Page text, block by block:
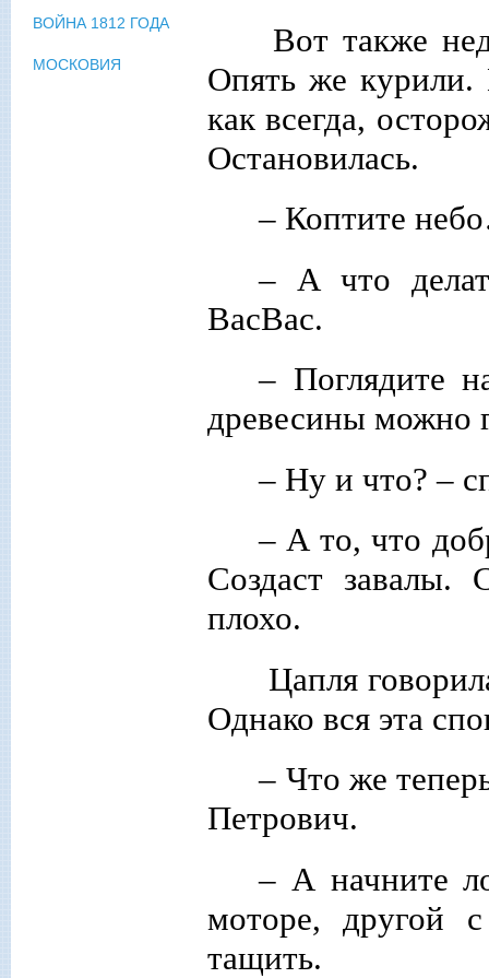
Вот также
Опять же
как всегда,
Остановилась.
– Коптите
– А что
ВасВас.
– Поглядите
древесины можно
– Ну и что? –
– А то, что
Создаст
плохо.
Цапля
Однако вся эта
– Что же
Петрович.
– А начните
моторе, другой
тащить.
ВОЙНА 1812 ГОДА
МОСКОВИЯ